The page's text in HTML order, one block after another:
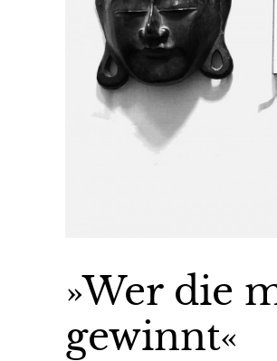
»Wer die
gewinnt«